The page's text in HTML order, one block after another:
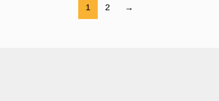
1 2 →